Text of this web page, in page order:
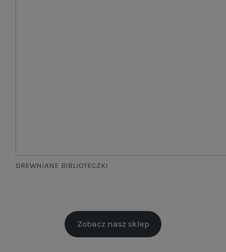
DREWNIANE BIBLIOTECZKI
Zobacz nasz sklep